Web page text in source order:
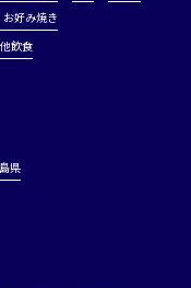
好み焼き
飲食
県